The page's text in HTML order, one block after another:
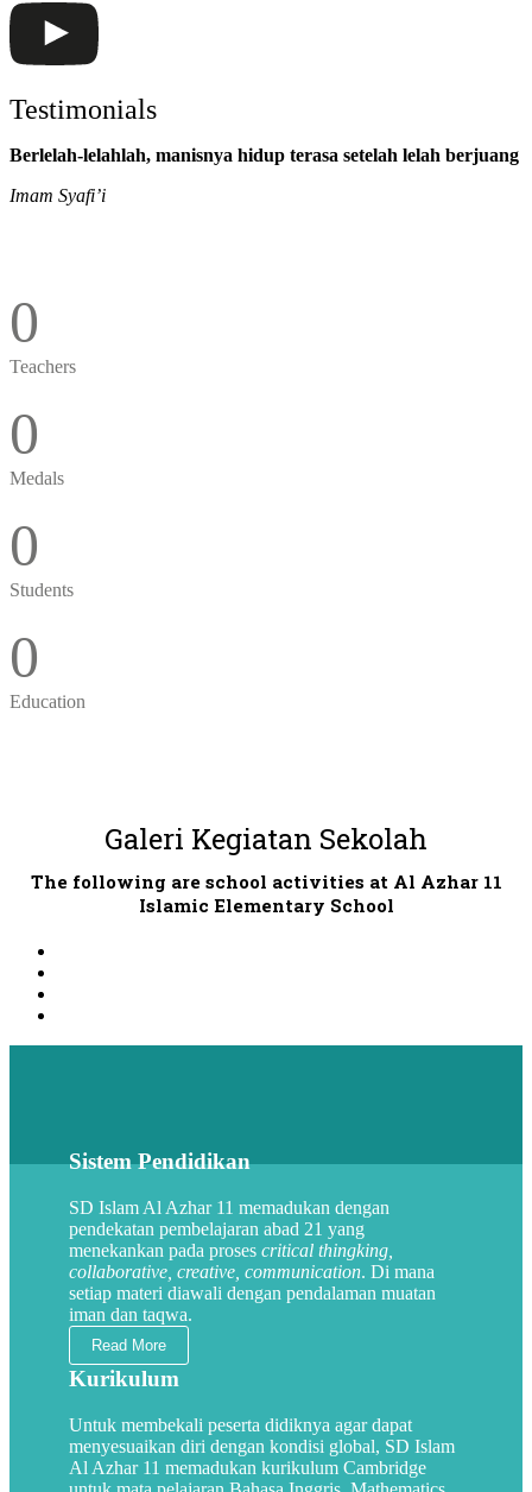
Testimonials
Berlelah-lelahlah, manisnya hidup terasa setelah lelah berjuang
Imam Syafi’i
0
Teachers
0
Medals
0
Students
0
Education
Galeri Kegiatan Sekolah
The following are school activities at Al Azhar 11
Islamic Elementary School
Sistem Pendidikan
SD Islam Al Azhar 11 memadukan dengan
pendekatan pembelajaran abad 21 yang
menekankan pada proses critical thingking,
collaborative, creative, communication. Di mana
setiap materi diawali dengan pendalaman muatan
iman dan taqwa.
Read More
Kurikulum
Untuk membekali peserta didiknya agar dapat
menyesuaikan diri dengan kondisi global, SD Islam
Al Azhar 11 memadukan kurikulum Cambridge